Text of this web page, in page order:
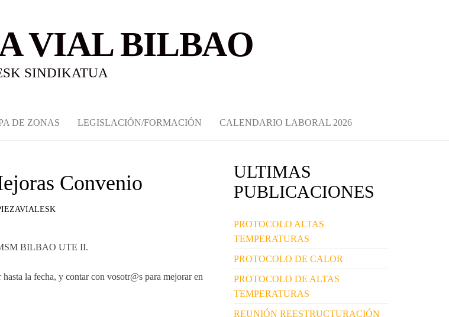
VIAL BILBAO
SINDIKATUA
DE ZONAS LEGISLACIÓN/FORMACIÓN CALENDARIO LABORAL 2026
Convenio
BILBAO UTE II.
la fecha, y contar con vosotr@s para mejorar en
ULTIMAS
PUBLICACIONES
PROTOCOLO ALTAS
TEMPERATURAS
PROTOCOLO DE CALOR
PROTOCOLO DE ALTAS
TEMPERATURAS
REUNIÓN REESTRUCTURACIÓN